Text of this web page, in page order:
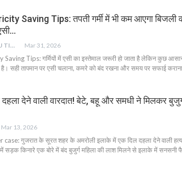
Saving Tips: तपती गर्मी में भी कम आएगा बिजली
SUDHANSHU TIWARI Mar 31, 2026
Tips: गर्मियों में एसी का इस्तेमाल जरूरी हो जाता है लेकिन कुछ
सही तापमान पर एसी चलाना, कमरे को बंद रखना और समय पर सफाई
देने वाली वारदात! बेटे, बहू और समधी ने मिलकर
Mar 13, 2026
गुजरात के सूरत शहर के अमरोली इलाके में एक दिल दहला देने वाली
सड़क किनारे एक बोरे में बंद बुजुर्ग महिला की लाश मिलने से इलाके में सनसनी